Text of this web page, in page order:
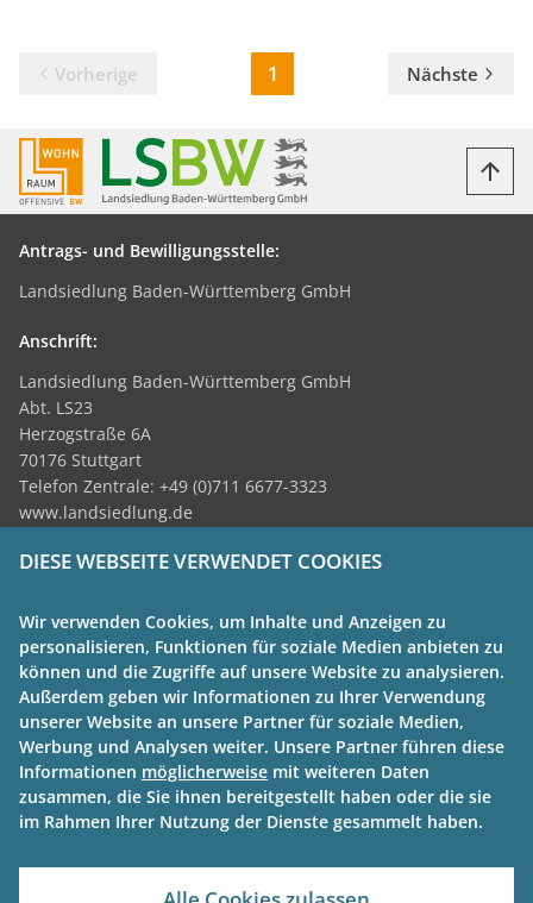
DIESE WEBSEITE VERWENDET COOKIES
Wir verwenden Cookies, um Inhalte und Anzeigen zu
personalisieren, Funktionen für soziale Medien anbieten zu
können und die Zugriffe auf unsere Website zu analysieren.
Außerdem geben wir Informationen zu Ihrer Verwendung
unserer Website an unsere Partner für soziale Medien,
Werbung und Analysen weiter. Unsere Partner führen diese
Informationen möglicherweise mit weiteren Daten
zusammen, die Sie ihnen bereitgestellt haben oder die sie
im Rahmen Ihrer Nutzung der Dienste gesammelt haben.
Vorherige 1 Nächste
Antrags- und Bewilligungsstelle:
Landsiedlung Baden-Württemberg GmbH
Anschrift:
Landsiedlung Baden-Württemberg GmbH
Abt. LS23
Herzogstraße 6A
70176 Stuttgart
Telefon Zentrale: +49 (0)711 6677-3323
www.landsiedlung.de
Themen:
Kompetenzzentrum
Wiedervermietungsprämie
Innovativ Wohnen BW
News
Wohnraumoffensive BW:
Kontakt
Impressum